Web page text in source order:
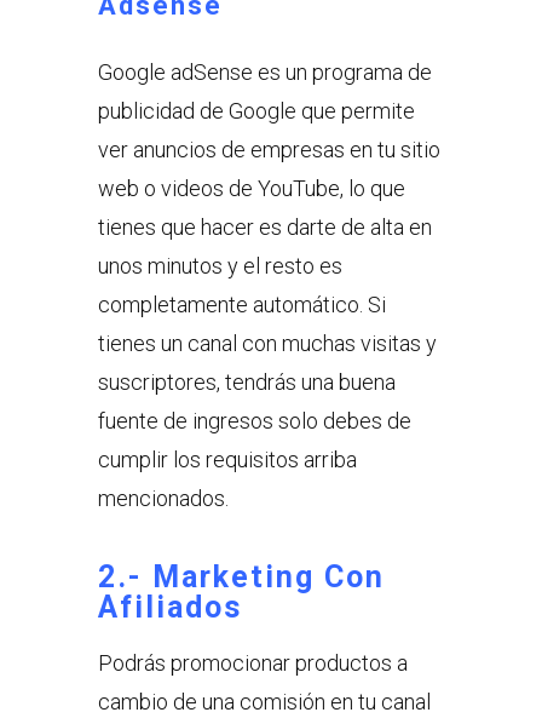
Google adSense es un programa de
publicidad de Google que permite
ver anuncios de empresas en tu sitio
web o videos de YouTube, lo que
tienes que hacer es darte de alta en
unos minutos y el resto es
completamente automático. Si
tienes un canal con muchas visitas y
suscriptores, tendrás una buena
fuente de ingresos solo debes de
cumplir los requisitos arriba
mencionados.
2.- Marketing Con
Afiliados
Podrás promocionar productos a
cambio de una comisión en tu canal